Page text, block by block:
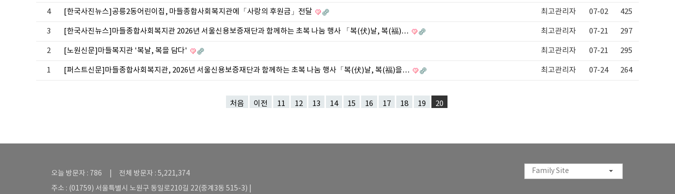
4 [한국사진뉴스]공릉2동어린이집, 마들종합사회복지관에「사랑의 후원금」전달 최고관리자 07-02 425
3 [한국사진뉴스]마들종합사회복지관 2026년 서울신용보증재단과 함께하는 초복 나눔 행사 「복(伏)날, 복(福)… 최고관리자 07-21 297
2 [노원신문]마들복지관 '복날, 복을 담다' 최고관리자 07-21 295
1 [퍼스트신문]마들종합사회복지관, 2026년 서울신용보증재단과 함께하는 초복 나눔 행사「복(伏)날, 복(福)을… 최고관리자 07-24 264
처음 이전 11 12 13 14 15 16 17 18 19 20
오늘 방문자 : 786 | 전체 방문자 : 5,221,374
주소 : (01759) 서울특별시 노원구 동일로210길 22(중계3동 515-3) |
Family Site